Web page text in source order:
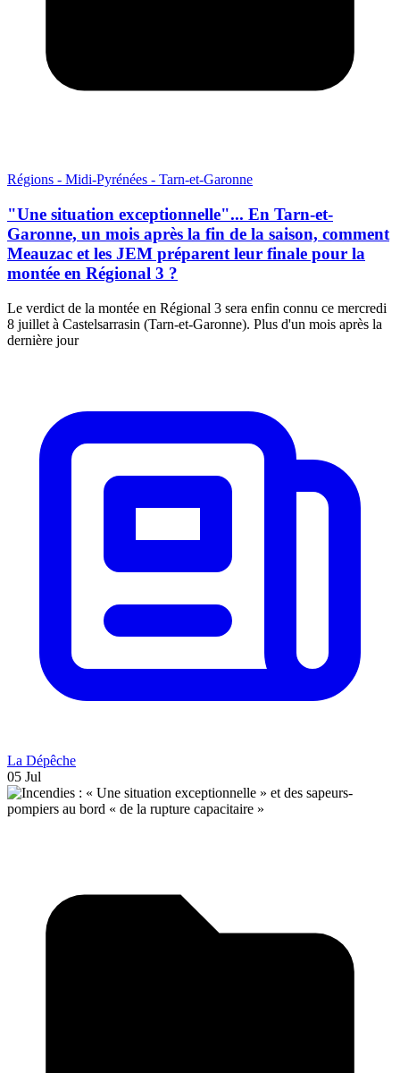
Régions - Midi-Pyrénées - Tarn-et-Garonne
"Une situation exceptionnelle"... En Tarn-et-
Garonne, un mois après la fin de la saison, comment
Meauzac et les JEM préparent leur finale pour la
montée en Régional 3 ?
Le verdict de la montée en Régional 3 sera enfin connu ce mercredi
8 juillet à Castelsarrasin (Tarn-et-Garonne). Plus d'un mois après la
dernière jour
La Dépêche
05 Jul